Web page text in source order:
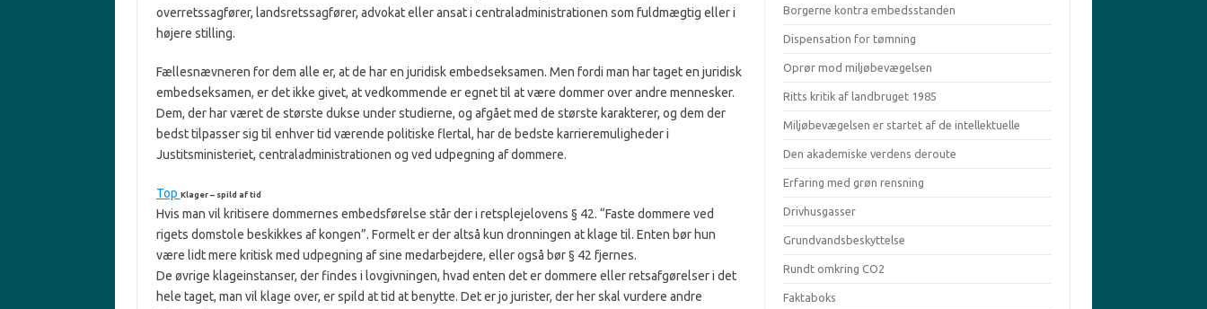
overretssagfører, landsretssagfører, advokat eller ansat i centraladministrationen som fuldmægtig eller i
højere stilling.
Fællesnævneren for dem alle er, at de har en juridisk embedseksamen. Men fordi man har taget en juridisk
embedseksamen, er det ikke givet, at vedkommende er egnet til at være dommer over andre mennesker.
Dem, der har været de største dukse under studierne, og afgået med de største karakterer, og dem der
bedst tilpasser sig til enhver tid værende politiske flertal, har de bedste karrieremuligheder i
Justitsministeriet, centraladministrationen og ved udpegning af dommere.
Top Klager – spild af tid
Hvis man vil kritisere dommernes embedsførelse står der i retsplejelovens § 42. “Faste dommere ved
rigets domstole beskikkes af kongen”. Formelt er der altså kun dronningen at klage til. Enten bør hun
være lidt mere kritisk med udpegning af sine medarbejdere, eller også bør § 42 fjernes.
De øvrige klageinstanser, der findes i lovgivningen, hvad enten det er dommere eller retsafgørelser i det
hele taget, man vil klage over, er spild at tid at benytte. Det er jo jurister, der her skal vurdere andre
Borgerne kontra embedsstanden
Dispensation for tømning
Oprør mod miljøbevægelsen
Ritts kritik af landbruget 1985
Miljøbevægelsen er startet af de intellektuelle
Den akademiske verdens deroute
Erfaring med grøn rensning
Drivhusgasser
Grundvandsbeskyttelse
Rundt omkring CO2
Faktaboks